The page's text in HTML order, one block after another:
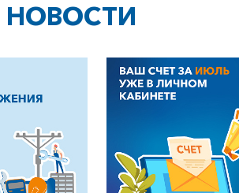
НОВОСТИ